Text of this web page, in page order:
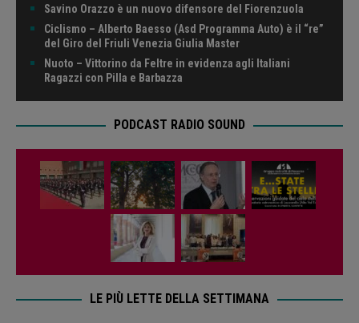
Savino Orazzo è un nuovo difensore del Fiorenzuola
Ciclismo – Alberto Baesso (Asd Programma Auto) è il “re”
del Giro del Friuli Venezia Giulia Master
Nuoto – Vittorino da Feltre in evidenza agli Italiani
Ragazzi con Pilla e Barbazza
PODCAST RADIO SOUND
LE PIÙ LETTE DELLA SETTIMANA